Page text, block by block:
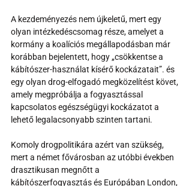
A kezdeményezés nem újkeletű, mert egy
olyan intézkedéscsomag része, amelyet a
kormány a koalíciós megállapodásban már
korábban bejelentett, hogy „csökkentse a
kábítószer-használat kísérő kockázatait”. és
egy olyan drog-elfogadó megközelítést követ,
amely megpróbálja a fogyasztással
kapcsolatos egészségügyi kockázatot a
lehető legalacsonyabb szinten tartani.
Komoly drogpolitikára azért van szükség,
mert a német fővárosban az utóbbi években
drasztikusan megnőtt a
kábítószerfogyasztás és Európában London,